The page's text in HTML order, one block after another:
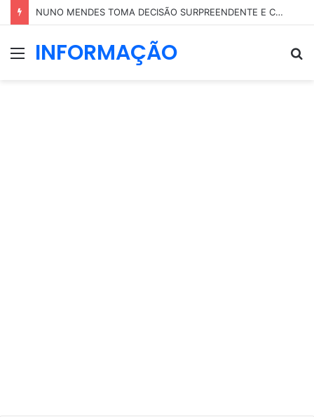
NUNO MENDES TOMA DECISÃO SURPREENDENTE E COLOCA PARTE DO SEU PATRIMÓNIO EM NOME DA MÃE
MenuINFORMAÇÃO